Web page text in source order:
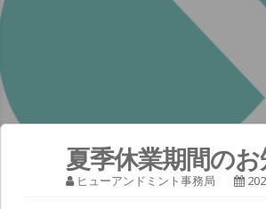
夏季休業期間の
ヒューアンドミント事務局